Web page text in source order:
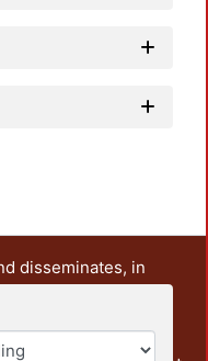
disseminates, in
and research
includes some
from the